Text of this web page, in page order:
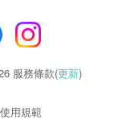
服務條款(更新)
用規範